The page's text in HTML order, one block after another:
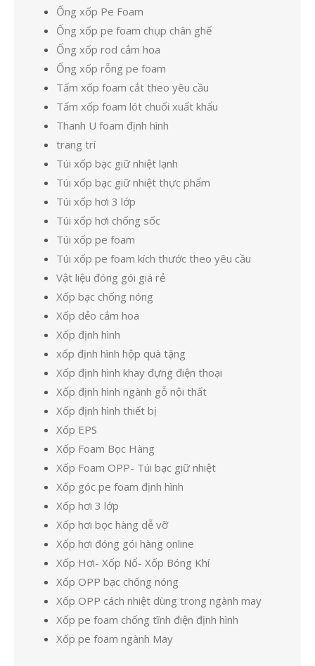
Ống xốp Pe Foam
Ống xốp pe foam chụp chân ghế
Ống xốp rod cắm hoa
Ống xốp rỗng pe foam
Tấm xốp foam cắt theo yêu cầu
Tấm xốp foam lót chuối xuất khẩu
Thanh U foam định hình
trang trí
Túi xốp bạc giữ nhiệt lạnh
Túi xốp bạc giữ nhiệt thực phẩm
Túi xốp hơi 3 lớp
Túi xốp hơi chống sốc
Túi xốp pe foam
Túi xốp pe foam kích thước theo yêu cầu
Vật liệu đóng gói giá rẻ
Xốp bạc chống nóng
Xốp dẻo cắm hoa
Xốp định hình
xốp định hình hộp quà tặng
Xốp định hình khay đựng điện thoại
Xốp định hình ngành gỗ nội thất
Xốp định hình thiết bị
Xốp EPS
Xốp Foam Bọc Hàng
Xốp Foam OPP- Túi bạc giữ nhiệt
Xốp góc pe foam định hình
Xốp hơi 3 lớp
Xốp hơi bọc hàng dễ vỡ
Xốp hơi đóng gói hàng online
Xốp Hơi- Xốp Nổ- Xốp Bóng Khí
Xốp OPP bạc chống nóng
Xốp OPP cách nhiệt dùng trong ngành may
Xốp pe foam chống tĩnh điện định hình
Xốp pe foam ngành May